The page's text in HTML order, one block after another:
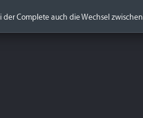
der Complete auch die Wechsel